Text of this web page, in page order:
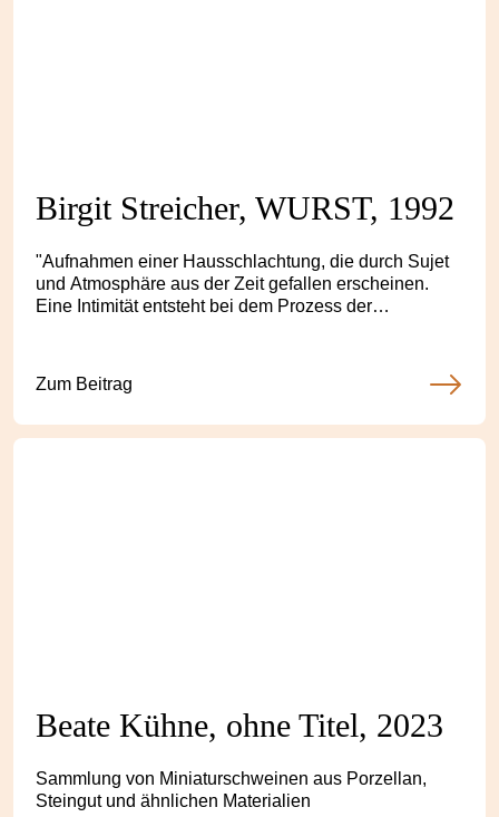
Birgit Streicher, WURST, 1992
"Aufnahmen einer Hausschlachtung, die durch Sujet
und Atmosphäre aus der Zeit gefallen erscheinen.
Eine Intimität entsteht bei dem Prozess der
Zum Beitrag
Beate Kühne, ohne Titel, 2023
Sammlung von Miniaturschweinen aus Porzellan,
Steingut und ähnlichen Materialien